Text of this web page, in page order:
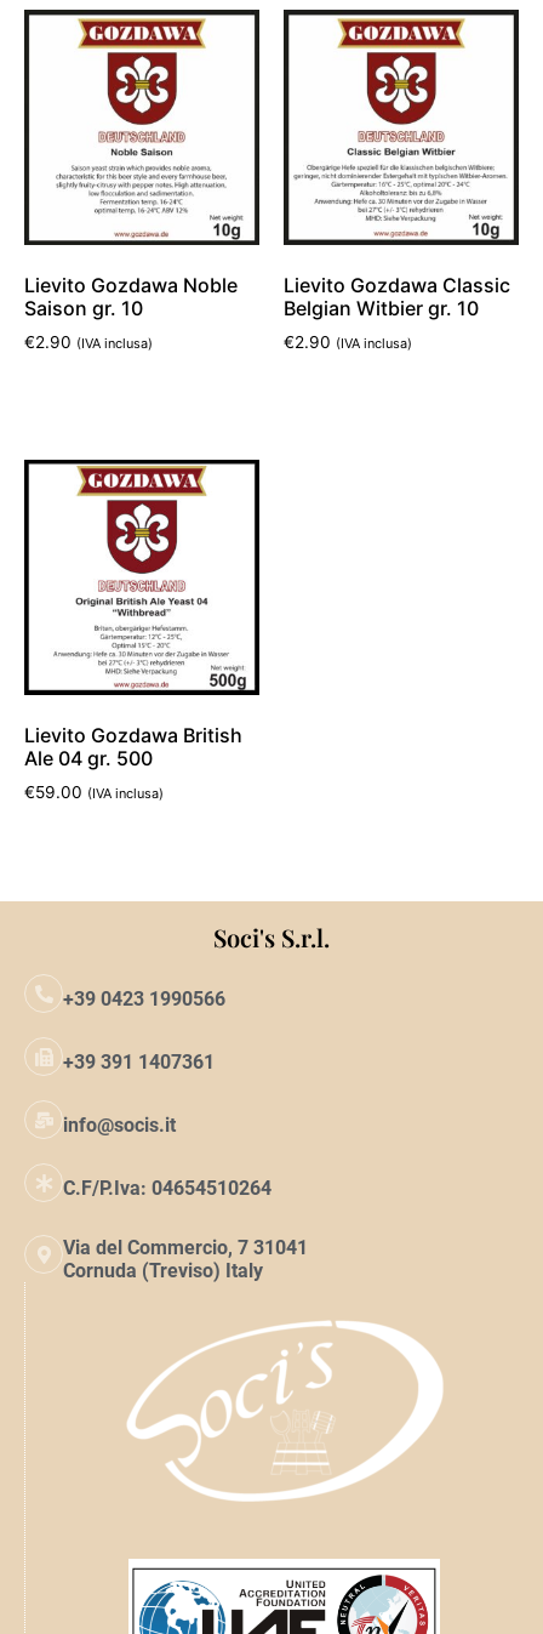
Lievito Gozdawa Noble
Saison gr. 10
€2.90 (IVA inclusa)
Lievito Gozdawa Classic
Belgian Witbier gr. 10
€2.90 (IVA inclusa)
Lievito Gozdawa British
Ale 04 gr. 500
€59.00 (IVA inclusa)
Soci's S.r.l.
+39 0423 1990566
+39 391 1407361
info@socis.it
C.F/P.Iva: 04654510264
Via del Commercio, 7 31041
Cornuda (Treviso) Italy